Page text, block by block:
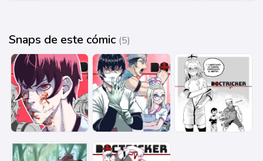
Snaps de este cómic (5)